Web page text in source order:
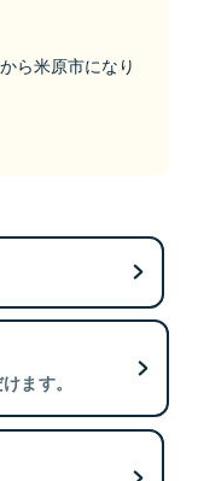
ら米原市になり
ます。